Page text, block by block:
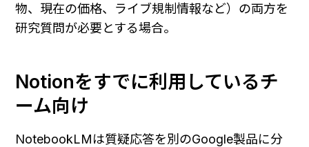
物、現在の価格、ライブ規制情報など）の両方を
研究質問が必要とする場合。
Notionをすでに利用しているチ
ーム向け
NotebookLMは質疑応答を別のGoogle製品に分